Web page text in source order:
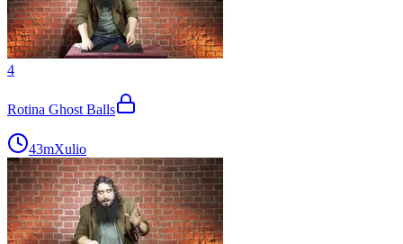
4
Rotina Ghost Balls
43mXulio